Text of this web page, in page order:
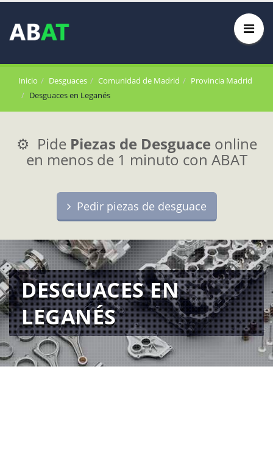
Inicio Desguaces Comunidad de Madrid
Provincia Madrid
Desguaces en Leganés
⚙️ Pide Piezas de Desguace online
en menos de 1 minuto con ABAT
Pedir piezas de desguace
DESGUACES EN
LEGANÉS